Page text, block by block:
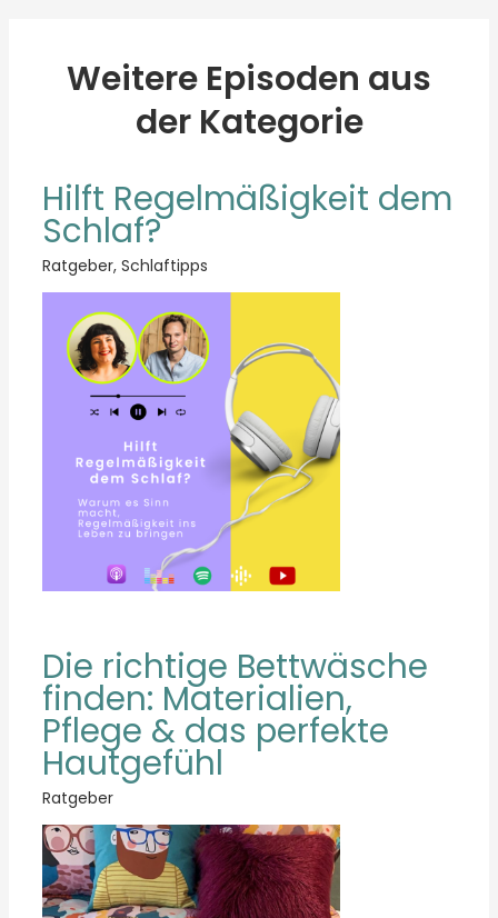
Weitere Episoden aus
der Kategorie
Hilft Regelmäßigkeit dem
Schlaf?
Ratgeber, Schlaftipps
Die richtige Bettwäsche
finden: Materialien,
Pflege & das perfekte
Hautgefühl
Ratgeber